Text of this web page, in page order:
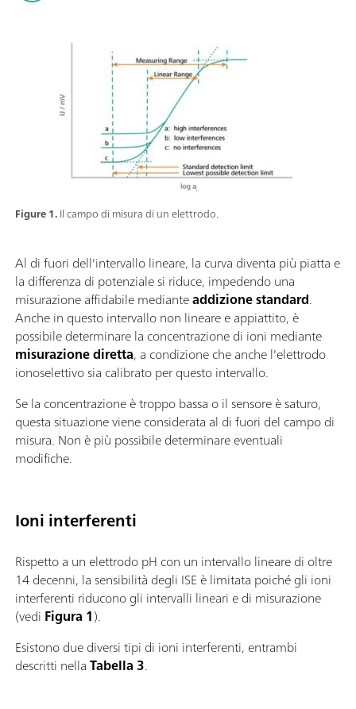
Figure 1.Il campo di misura di un elettrodo.
Al di fuori dell'intervallo lineare, la curva diventa più piatta e
la differenza di potenziale si riduce, impedendo una
misurazione affidabile medianteaddizione standard.
Anche in questo intervallo non lineare e appiattito, è
possibile determinare la concentrazione di ioni mediante
misurazione diretta, a condizione che anche l'elettrodo
ionoselettivo sia calibrato per questo intervallo.
Se la concentrazione è troppo bassa o il sensore è saturo,
questa situazione viene considerata al di fuori del campo di
misura. Non è più possibile determinare eventuali
modifiche.
Ioni interferenti
Rispetto a un elettrodo pH con un intervallo lineare di oltre
14 decenni, la sensibilità degli ISE è limitata poiché gli ioni
interferenti riducono gli intervalli lineari e di misurazione
(vedi Figura 1).
Esistono due diversi tipi di ioni interferenti, entrambi
descritti nellaTabella 3.